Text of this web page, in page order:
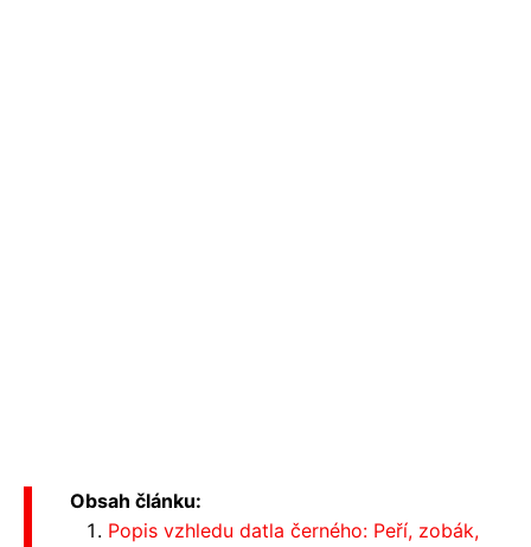
Obsah článku:
Popis vzhledu datla černého: Peří, zobák,